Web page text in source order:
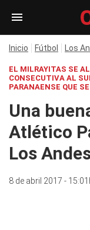
Inicio Fútbol Los
EL MILRAYITAS SE
CONSECUTIVA AL
PARANAENSE QUE
Una
Atlético
Los
8 de abril 2017 -